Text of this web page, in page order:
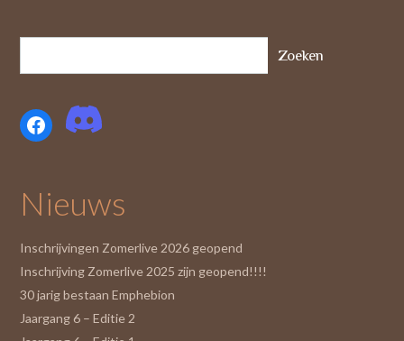
Zoeken
Facebook
Nieuws
Inschrijvingen Zomerlive 2026 geopend
Inschrijving Zomerlive 2025 zijn geopend!!!!
30 jarig bestaan Emphebion
Jaargang 6 – Editie 2